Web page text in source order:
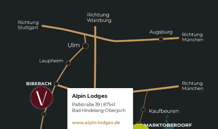
Alpin Lodges
Paßstraße 39 | 87541
Bad Hindelang-Oberjoch
www.alpin-lodges.de